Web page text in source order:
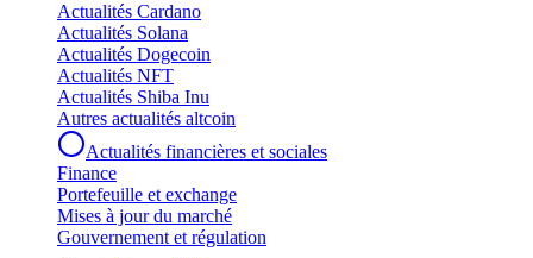
Actualités Cardano
Actualités Solana
Actualités Dogecoin
Actualités NFT
Actualités Shiba Inu
Autres actualités altcoin
Actualités financières et sociales
Finance
Portefeuille et exchange
Mises à jour du marché
Gouvernement et régulation